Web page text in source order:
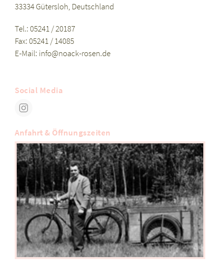
33334 Gütersloh, Deutschland
Tel.: 05241 / 20187
Fax: 05241 / 14085
E-Mail: info@noack-rosen.de
Social Media
Anfahrt & Öffnungszeiten